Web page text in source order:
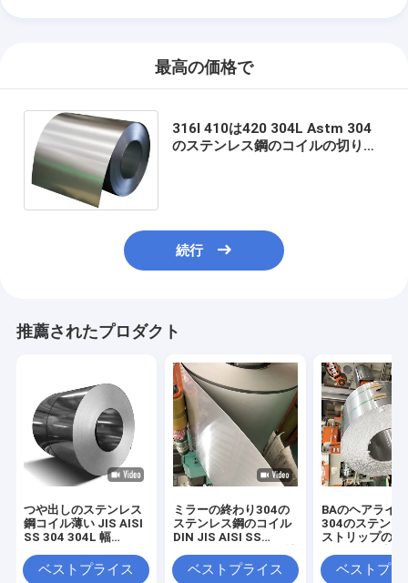
最高の価格で
316l 410は420 304L Astm 304
のステンレス鋼のコイルの切り開
続行
推薦されたプロダクト
つや出しのステンレス
鋼コイル薄い JIS AISI
SS 304 304L 幅
等級ベストプライス
ミラーの終わり304の
ステンレス鋼のコイル
DIN JIS AISI SS
料
ベストプライス
BAのヘアライ
304のステンレ
ストリップのコ
ASTM 316
ベストプラ